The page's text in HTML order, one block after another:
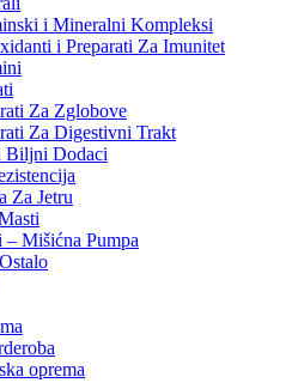
i Mineralni Kompleksi
i Preparati Za Imunitet
Za Zglobove
Za Digestivni Trakt
Biljni Dodaci
Za Jetru
Mišićna Pumpa
oprema